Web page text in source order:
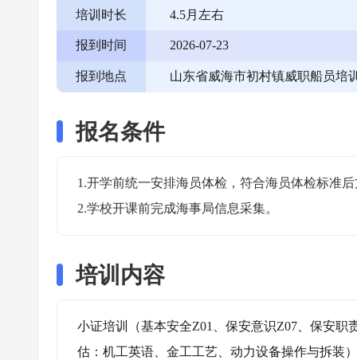
培训时长 4.5月左右
报到时间 2026-07-23
报到地点 山东省威海市初村镇威职船员培
报名条件
1.开学前统一安排海员体检，符合海员体检标准
2.学校开课前完成海事局信息采集。
培训内容
小证培训（基本安全Z01、保安意识Z07、保安
估：机工英语、金工工艺、动力设备操作与拆装）